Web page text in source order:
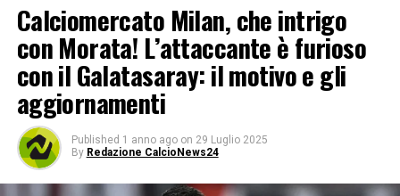
Calciomercato Milan, che intrigo
con Morata! L’attaccante è furioso
con il Galatasaray: il motivo e gli
aggiornamenti
Published 1 anno ago on 29 Luglio 2025
By Redazione CalcioNews24